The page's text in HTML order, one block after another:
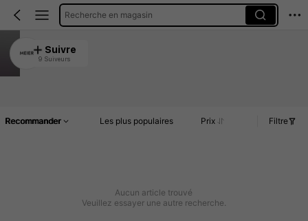
Recherche en magasin
MEIER
4.98
Suivre
9 Suiveurs
Recommander Les plus populaires Prix Filtre
Aucun article trouvé
Veuillez essayer une autre recherche.